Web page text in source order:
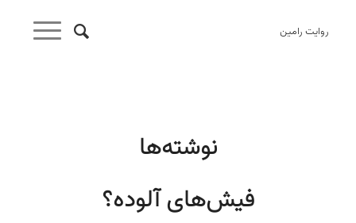
روایت رامین
نوشته‌ها
فیش‌های آلوده؟